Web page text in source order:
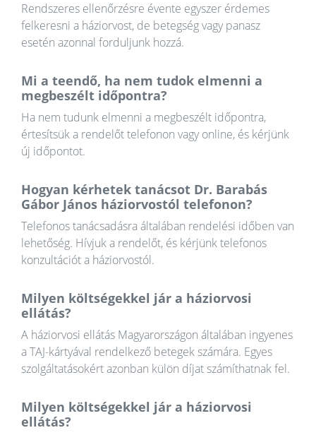
Rendszeres ellenőrzésre évente egyszer érdemes
felkeresni a háziorvost, de betegség vagy panasz
esetén azonnal forduljunk hozzá.
Mi a teendő, ha nem tudok elmenni a
megbeszélt időpontra?
Ha nem tudunk elmenni a megbeszélt időpontra,
értesítsük a rendelőt telefonon vagy online, és kérjünk
új időpontot.
Hogyan kérhetek tanácsot Dr. Barabás
Gábor János háziorvostól telefonon?
Telefonos tanácsadásra általában rendelési időben van
lehetőség. Hívjuk a rendelőt, és kérjünk telefonos
konzultációt a háziorvostól.
Milyen költségekkel jár a háziorvosi
ellátás?
A háziorvosi ellátás Magyarországon általában ingyenes
a TAJ-kártyával rendelkező betegek számára. Egyes
szolgáltatásokért azonban külön díjat számíthatnak fel.
Milyen költségekkel jár a háziorvosi
ellátás?